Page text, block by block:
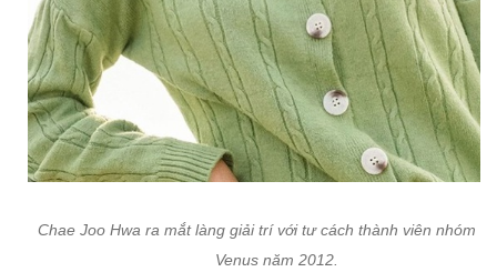
Chae Joo Hwa ra mắt làng giải trí với tư cách thành viên nhóm
Venus năm 2012.